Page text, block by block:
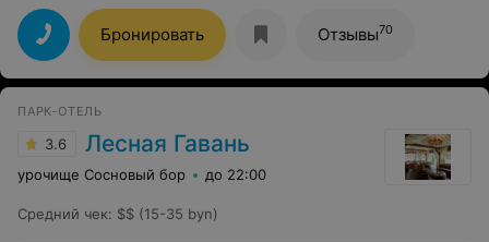
выпускной и увидели неприятный сюрприз. Но после
нашего звонка никто не захотел решать проблему и
начали нас ещё винить! Поверьте, мы не отстанем.
Бронировать Отзывы70
ПАРК-ОТЕЛЬ
3.6 Лесная Гавань
урочище Сосновый бор до 22:00
Средний чек: $$ (15-35 byn)